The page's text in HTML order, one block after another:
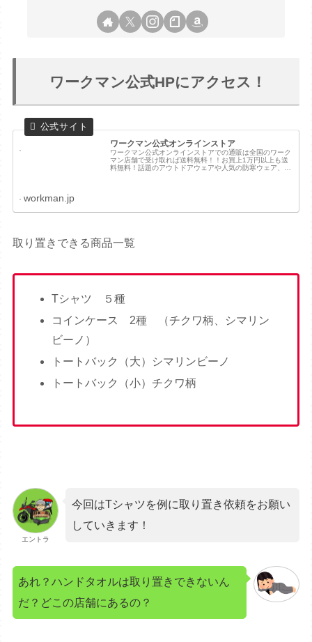
ワークマン公式HPにアクセス！
ワークマン公式オンラインストア
ワークマン公式オンラインストアでの通販は全国のワーク
マン店舗で受け取れば送料無料！！お買上1万円以上も送
料無料！話題のアウトドアウェアや人気の防寒ウェア、か
workman.jp
取り置きできる商品一覧
Tシャツ ５種
コインケース 2種 （チクワ柄、シマリン
ビーノ）
トートバック（大）シマリンビーノ
トートバック（小）チクワ柄
エントラ
今回はTシャツを例に取り置き依頼をお願い
していきます！
あれ？ハンドタオルは取り置きできないん
だ？どこの店舗にあるの？